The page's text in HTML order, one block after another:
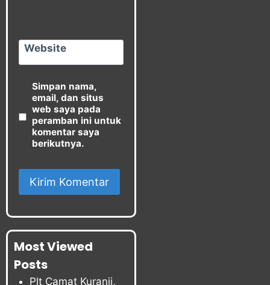
Website
Simpan nama,
email, dan situs
web saya pada
peramban ini untuk
komentar saya
berikutnya.
Most Viewed
Posts
Plt Camat Kuranji,